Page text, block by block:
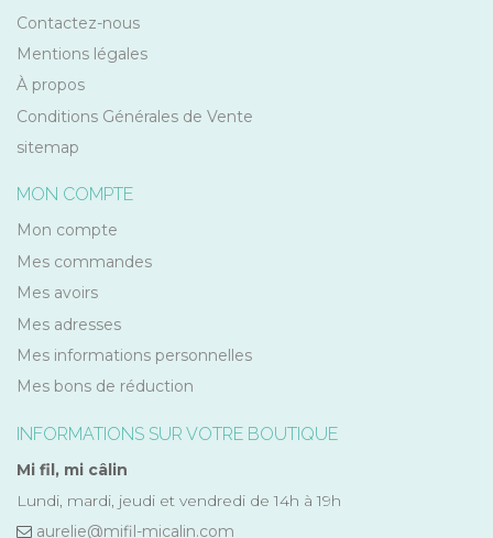
Contactez-nous
Mentions légales
À propos
Conditions Générales de Vente
sitemap
MON COMPTE
Mon compte
Mes commandes
Mes avoirs
Mes adresses
Mes informations personnelles
Mes bons de réduction
INFORMATIONS SUR VOTRE BOUTIQUE
Mi fil, mi câlin
Lundi, mardi, jeudi et vendredi de 14h à 19h
aurelie@mifil-micalin.com